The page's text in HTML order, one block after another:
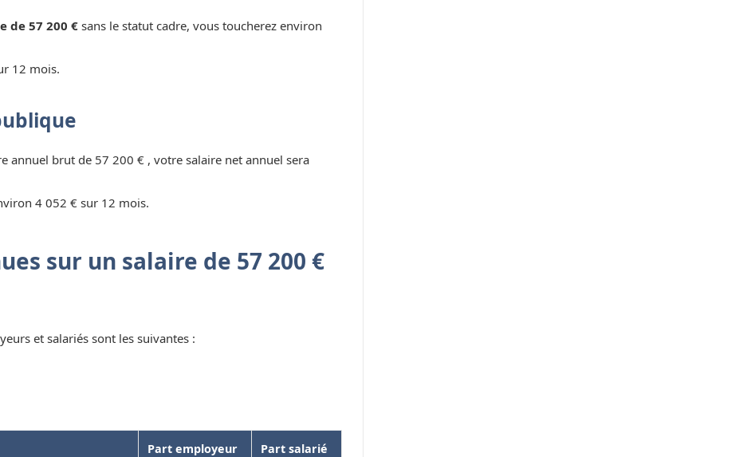
de 57 200 €sans le statut cadre, vous toucherez environ
12 mois.
annuel brut de 57 200 € , votre salaire net annuel sera
4 052 € sur 12 mois.
sur un salaire de 57 200 €
et salariés sont les suivantes :
Part employeur Part salarié